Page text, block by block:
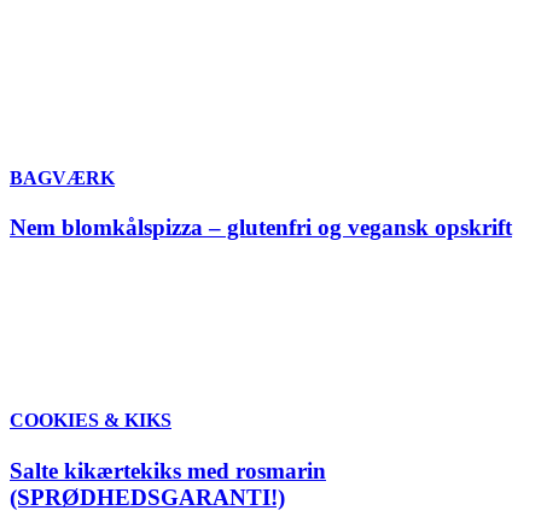
BAGVÆRK
Nem blomkålspizza – glutenfri og vegansk opskrift
COOKIES & KIKS
Salte kikærtekiks med rosmarin
(SPRØDHEDSGARANTI!)